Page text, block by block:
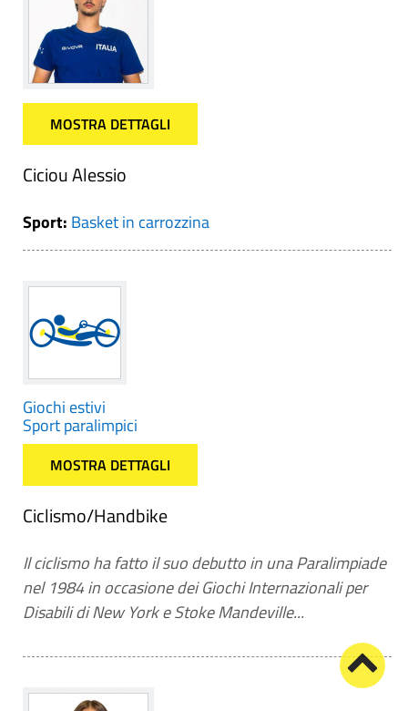
MOSTRA DETTAGLI
Ciciou Alessio
Sport: Basket in carrozzina
Giochi estivi
Sport paralimpici
MOSTRA DETTAGLI
Ciclismo/Handbike
Il ciclismo ha fatto il suo debutto in una Paralimpiade
nel 1984 in occasione dei Giochi Internazionali per
Disabili di New York e Stoke Mandeville...